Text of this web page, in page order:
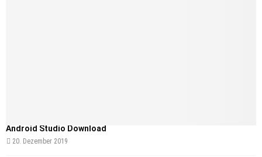
Android Studio Download
20. Dezember 2019